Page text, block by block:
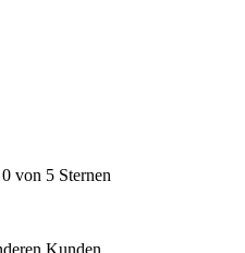
von 5 Sternen
Kunden.